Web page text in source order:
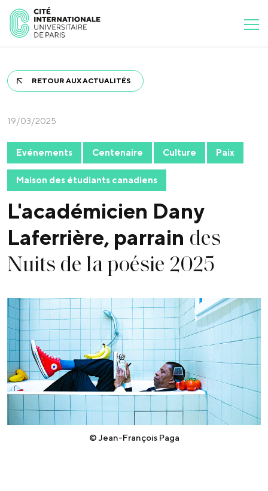
RETOUR AUX ACTUALITÉS
19/03/2025
Evénements Centenaire Culture Paix
Maison des étudiants canadiens
L'académicien Dany
Laferrière, parrain des
Nuits de la poésie 2025
© Jean-François Paga